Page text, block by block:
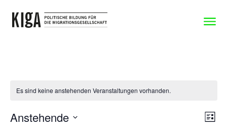
Zeige
Es sind keine anstehenden Veranstaltungen vorhanden.
Liste
Anstehende